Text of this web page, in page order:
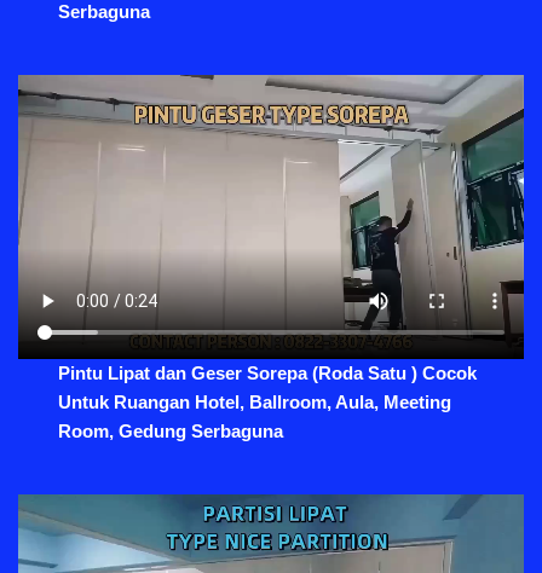
Serbaguna
Pintu Lipat dan Geser Sorepa (Roda Satu ) Cocok
Untuk Ruangan Hotel, Ballroom, Aula, Meeting
Room, Gedung Serbaguna